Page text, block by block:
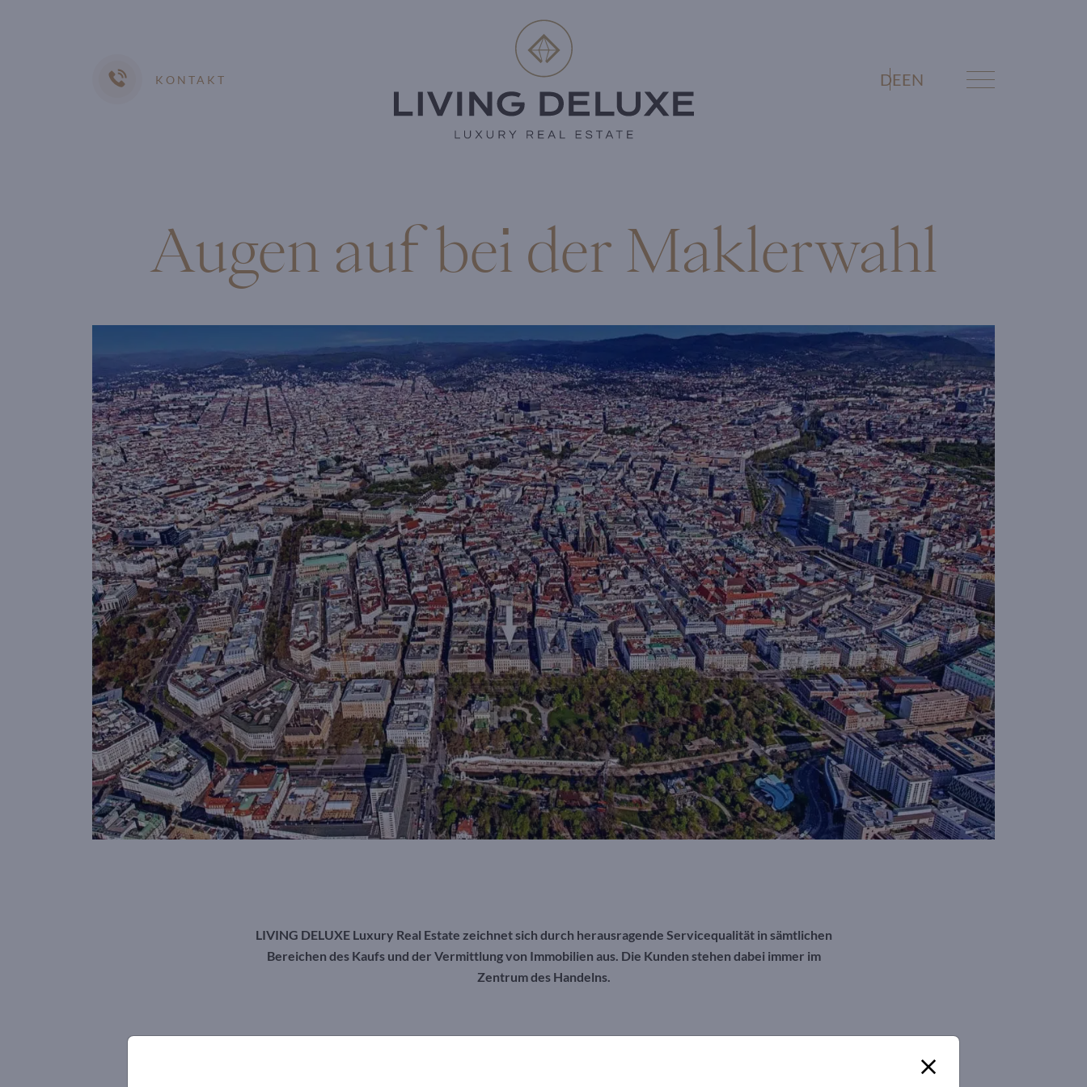
KONTAKT DEEN
Augen auf bei der Maklerwahl
LIVING DELUXE Luxury Real Estate zeichnet sich durch herausragende Servicequalität in sämtlichen
Bereichen des Kaufs und der Vermittlung von Immobilien aus. Die Kunden stehen dabei immer im
Zentrum des Handelns.